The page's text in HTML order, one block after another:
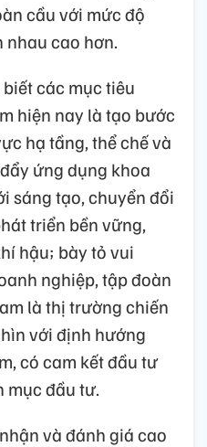
cầu với mức độ
nhau cao hơn.
các mục tiêu
hiện nay là tạo bước
hạ tầng, thể chế và
ứng dụng khoa
sáng tạo, chuyển đổi
triển bền vững,
hậu; bày tỏ vui
nghiệp, tập đoàn
là thị trường chiến
với định hướng
có cam kết đầu tư
mục đầu tư.
và đánh giá cao